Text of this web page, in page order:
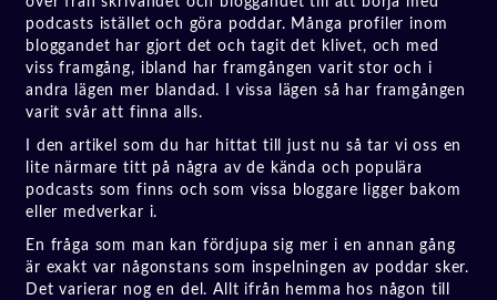
podcasts istället och göra poddar. Många profiler inom
bloggandet har gjort det och tagit det klivet, och med
viss framgång, ibland har framgången varit stor och i
andra lägen mer blandad. I vissa lägen så har framgången
varit svår att finna alls.
I den artikel som du har hittat till just nu så tar vi oss en
lite närmare titt på några av de kända och populära
podcasts som finns och som vissa bloggare ligger bakom
eller medverkar i.
En fråga som man kan fördjupa sig mer i en annan gång
är exakt var någonstans som inspelningen av poddar sker.
Det varierar nog en del. Allt ifrån hemma hos någon till